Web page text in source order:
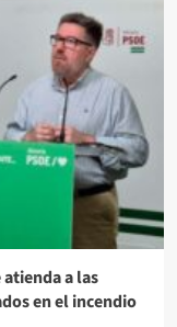
a las
en el incendio